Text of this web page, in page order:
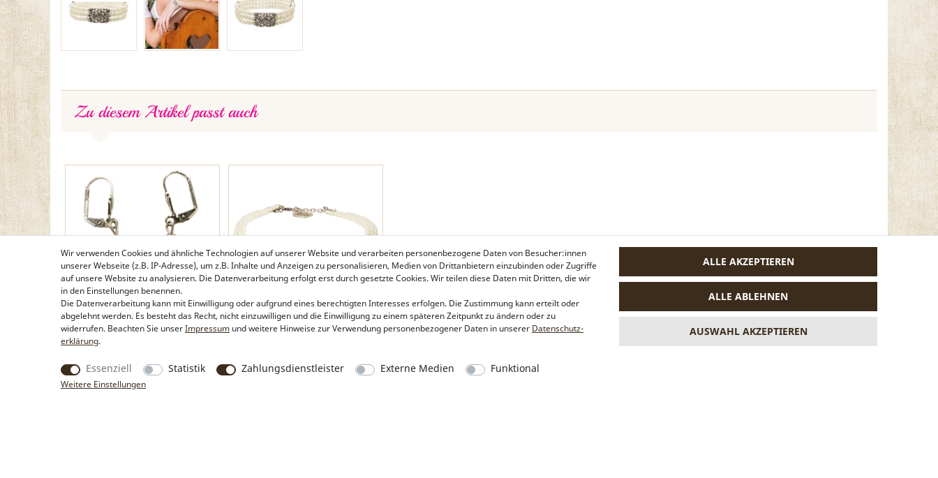
Zu diesem Artikel passt auch
Trachten-Ohrhänger Ornament
rund (klar)
Perlen-Kropfkette Edda (creme-
weiß, klare Steine)
Wir verwenden Cookies und ähnliche Technologien auf unserer Website und verarbeiten personenbezogene Daten von Besucher:innen
unserer Webseite (z.B. IP-Adresse), um z.B. Inhalte und Anzeigen zu personalisieren, Medien von Drittanbietern einzubinden oder Zugriffe
auf unsere Website zu analysieren. Die Datenverarbeitung erfolgt erst durch gesetzte Cookies. Wir teilen diese Daten mit Dritten, die wir
in den Einstellungen benennen.
Die Datenverarbeitung kann mit Einwilligung oder aufgrund eines berechtigten Interesses erfolgen. Die Zustimmung kann erteilt oder
abgelehnt werden. Es besteht das Recht, nicht einzuwilligen und die Einwilligung zu einem späteren Zeitpunkt zu ändern oder zu
widerrufen. Beachten Sie unserImpressum und weitere Hinweise zur Verwendung personenbezogener Daten in unserer Daten­schutz­
erklärung.
Essenziell Statistik Zahlungsdienstleister Externe Medien Funktional
Weitere Einstellungen
ALLE AKZEPTIEREN
ALLE ABLEHNEN
AUSWAHL AKZEPTIEREN